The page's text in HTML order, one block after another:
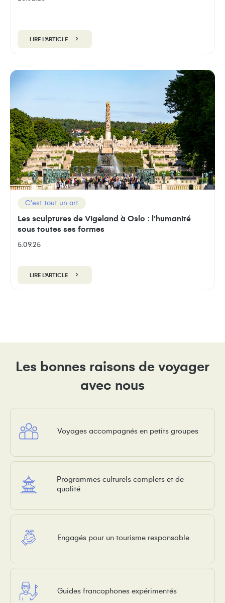
LIRE L'ARTICLE
C'est tout un art
Les sculptures de Vigeland à Oslo : l’humanité
sous toutes ses formes
5.09.25
LIRE L'ARTICLE
Les bonnes raisons de voyager
avec nous
Voyages accompagnés en petits groupes
Programmes culturels complets et de
qualité
Engagés pour un tourisme responsable
Guides francophones expérimentés